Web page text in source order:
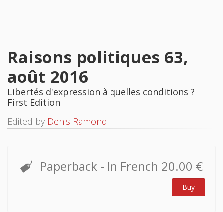
Raisons politiques 63,
août 2016
Libertés d'expression à quelles conditions ?
First Edition
Edited by Denis Ramond
Paperback - In French 20.00 €
Buy